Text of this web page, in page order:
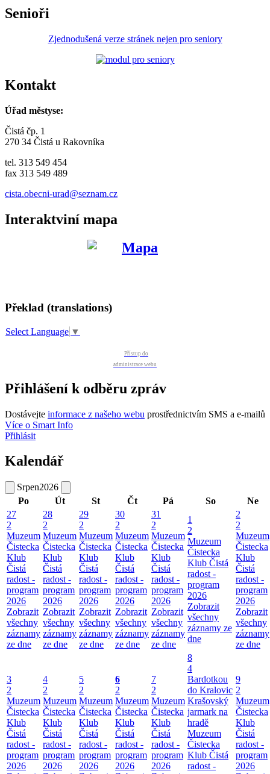
Senioři
Zjednodušená verze stránek nejen pro seniory
Kontakt
Úřad městyse:
Čistá čp. 1
270 34 Čistá u Rakovníka
tel. 313 549 454
fax 313 549 489
cista.obecni-urad@seznam.cz
Interaktviní mapa
Překlad (translations)
Select Language ▼
Přístup do
administrace webu
Přihlášení k odběru zpráv
Dostávejte informace z našeho webu prostřednictvím SMS a e-mailů
Více o Smart Info
Přihlásit
Kalendář
Srpen2026
Po
Út St Čt Pá So
Ne
27
2
Muzeum
Čistecka
Klub
Čistá
radost -
program
2026
Zobrazit
všechny
záznamy
ze dne
28
2
Muzeum
Čistecka
Klub
Čistá
radost -
program
2026
Zobrazit
všechny
záznamy
ze dne
29
2
Muzeum
Čistecka
Klub
Čistá
radost -
program
2026
Zobrazit
všechny
záznamy
ze dne
30
2
Muzeum
Čistecka
Klub
Čistá
radost -
program
2026
Zobrazit
všechny
záznamy
ze dne
31
2
Muzeum
Čistecka
Klub
Čistá
radost -
program
2026
Zobrazit
všechny
záznamy
ze dne
1
2
Muzeum
Čistecka
Klub Čistá
radost -
program
2026
Zobrazit
všechny
záznamy ze
dne
2
2
Muzeum
Čistecka
Klub
Čistá
radost -
program
2026
Zobrazit
všechny
záznamy
ze dne
3
2
Muzeum
Čistecka
Klub
Čistá
radost -
program
2026
4
2
Muzeum
Čistecka
Klub
Čistá
radost -
program
2026
5
2
Muzeum
Čistecka
Klub
Čistá
radost -
program
2026
6
2
Muzeum
Čistecka
Klub
Čistá
radost -
program
2026
7
2
Muzeum
Čistecka
Klub
Čistá
radost -
program
2026
8
4
Bardotkou
do Kralovic
Krašovský
jarmark na
hradě
Muzeum
Čistecka
Klub Čistá
radost -
9
2
Muzeum
Čistecka
Klub
Čistá
radost -
program
2026